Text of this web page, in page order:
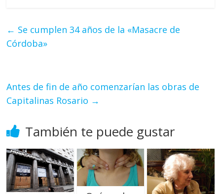
← Se cumplen 34 años de la «Masacre de
Córdoba»
Antes de fin de año comenzarían las obras de
Capitalinas Rosario →
También te puede gustar